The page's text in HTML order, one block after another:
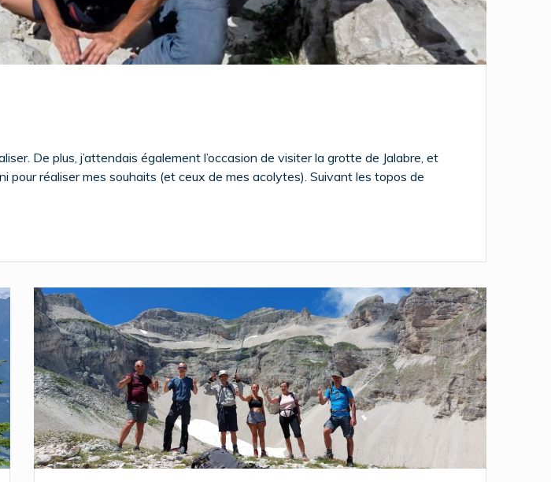
De plus, j’attendais également l’occasion de visiter la grotte de Jalabre, et
pour réaliser mes souhaits (et ceux de mes acolytes). Suivant les topos de